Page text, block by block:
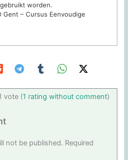
worden.
Gent – Cursus Eenvoudige
vote (1 rating without comment)
not be published. Required